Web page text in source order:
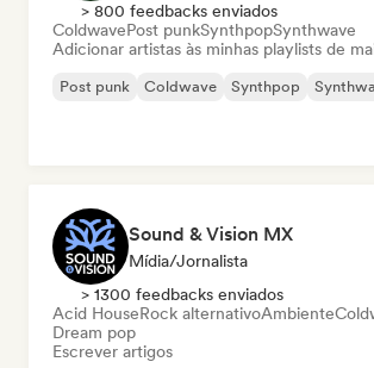
> 800 feedbacks enviados
ColdwavePost punkSynthpopSynthwave
Adicionar artistas às minhas playlists de
Post punk Coldwave Synthpop
Sound & Vision MX
Mídia/Jornalista
> 1300 feedbacks enviados
Acid HouseRock alternativoAmbiente
Dream pop
Escrever artigos